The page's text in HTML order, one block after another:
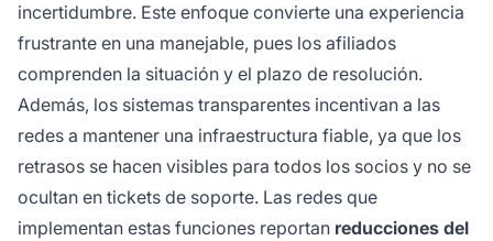
incertidumbre. Este enfoque convierte una experiencia
frustrante en una manejable, pues los afiliados
comprenden la situación y el plazo de resolución.
Además, los sistemas transparentes incentivan a las
redes a mantener una infraestructura fiable, ya que los
retrasos se hacen visibles para todos los socios y no se
ocultan en tickets de soporte. Las redes que
implementan estas funciones reportan reducciones del